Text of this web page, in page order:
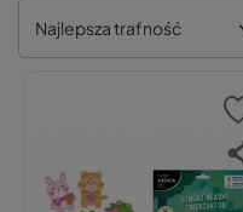
Najlepsza trafność